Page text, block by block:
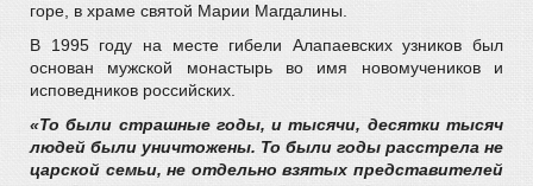
горе, в храме святой Марии Магдалины.
В 1995 году на месте гибели Алапаевских узников был
основан мужской монастырь во имя новомучеников и
исповедников российских.
«То были страшные годы, и тысячи, десятки тысяч
людей были уничтожены. То были годы расстрела не
царской семьи, не отдельно взятых представителей